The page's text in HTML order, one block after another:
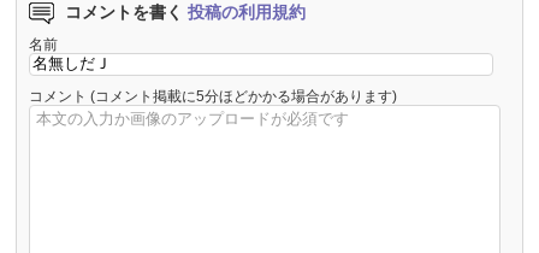
コメントを書く 投稿の利用規約
名前
コメント (コメント掲載に5分ほどかかる場合があります)